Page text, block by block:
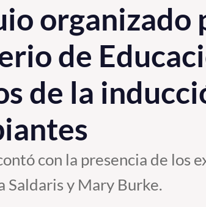
organizado
de
de la
con la presencia de los
Saldaris y Mary Burke.